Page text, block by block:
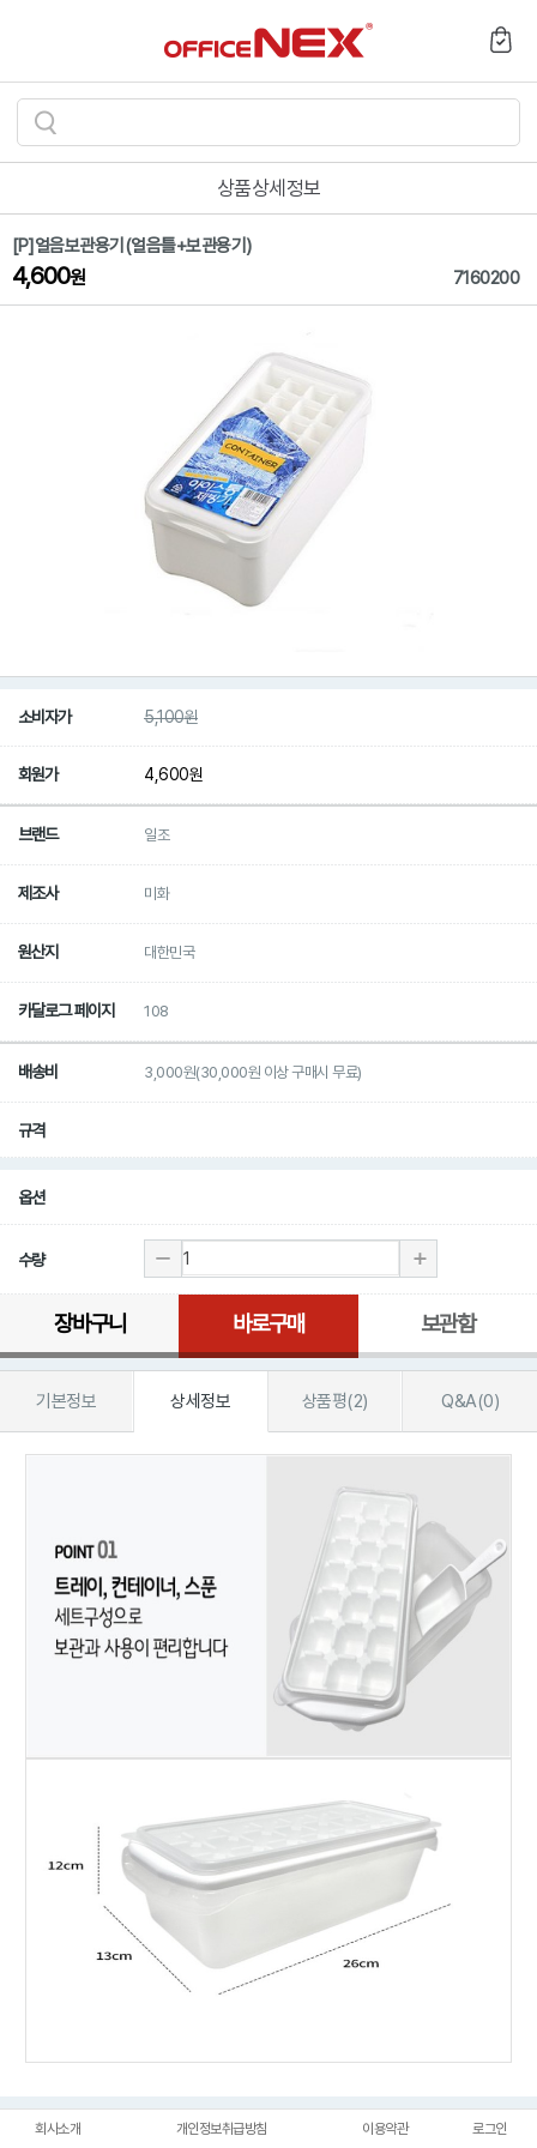
검
색
기
상품상세정보
[P]얼음보관용기(얼음틀+보관용기)
4,600원 7160200
소비자가 5,100원
회원가 4,600원
브랜드 일조
제조사 미화
원산지 대한민국
카달로그 페이지 108
배송비 3,000원(30,000원 이상 구매시 무료)
규격
옵션
수량
장바구니 바로구매 보관함
기본정보 상세정보 상품평(2) Q&A(0)
회사소개 개인정보취급방침 이용약관 로그인